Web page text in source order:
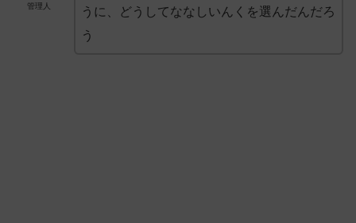
管理人
うに、どうしてななしいんくを選んだんだろ
う